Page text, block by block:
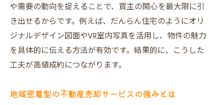
だんらん住宅で叶える安心の不動産売却術
だんらん住宅なら不動産売却の満足度が違
う理由
プレミアム不動産売却サービスの安心感を
解説
一級建築士監修の建物状況調査で売却時も
や需要の動向を捉えることで、買主の関心を最大限に引
き出せるからです。例えば、だんらん住宅のようにオリ
ジナルデザイン図面やVR室内写真を活用し、物件の魅力
を具体的に伝える方法が有効です。結果的に、こうした
工夫が高値成約につながります。
地域密着型の不動産売却サービスの強みとは